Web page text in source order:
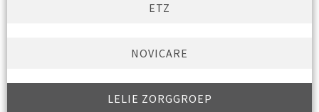
ETZ
NOVICARE
LELIE ZORGGROEP